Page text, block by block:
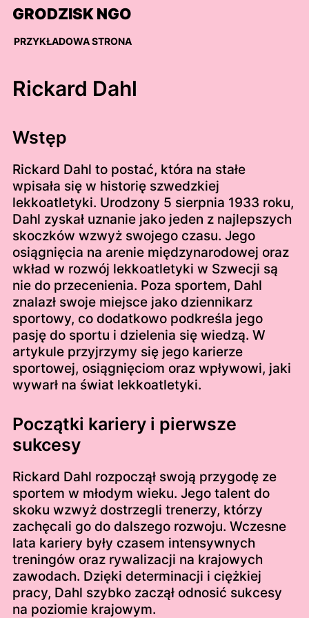
Skip
content
GRODZISK NGO
PRZYKŁADOWA STRONA
Rickard Dahl
Wstęp
Rickard Dahl to postać, która na stałe
wpisała się w historię szwedzkiej
lekkoatletyki. Urodzony 5 sierpnia 1933 roku,
Dahl zyskał uznanie jako jeden z najlepszych
skoczków wzwyż swojego czasu. Jego
osiągnięcia na arenie międzynarodowej oraz
wkład w rozwój lekkoatletyki w Szwecji są
nie do przecenienia. Poza sportem, Dahl
znalazł swoje miejsce jako dziennikarz
sportowy, co dodatkowo podkreśla jego
pasję do sportu i dzielenia się wiedzą. W
artykule przyjrzymy się jego karierze
sportowej, osiągnięciom oraz wpływowi, jaki
wywarł na świat lekkoatletyki.
Początki kariery i pierwsze
sukcesy
Rickard Dahl rozpoczął swoją przygodę ze
sportem w młodym wieku. Jego talent do
skoku wzwyż dostrzegli trenerzy, którzy
zachęcali go do dalszego rozwoju. Wczesne
lata kariery były czasem intensywnych
treningów oraz rywalizacji na krajowych
zawodach. Dzięki determinacji i ciężkiej
pracy, Dahl szybko zaczął odnosić sukcesy
na poziomie krajowym.